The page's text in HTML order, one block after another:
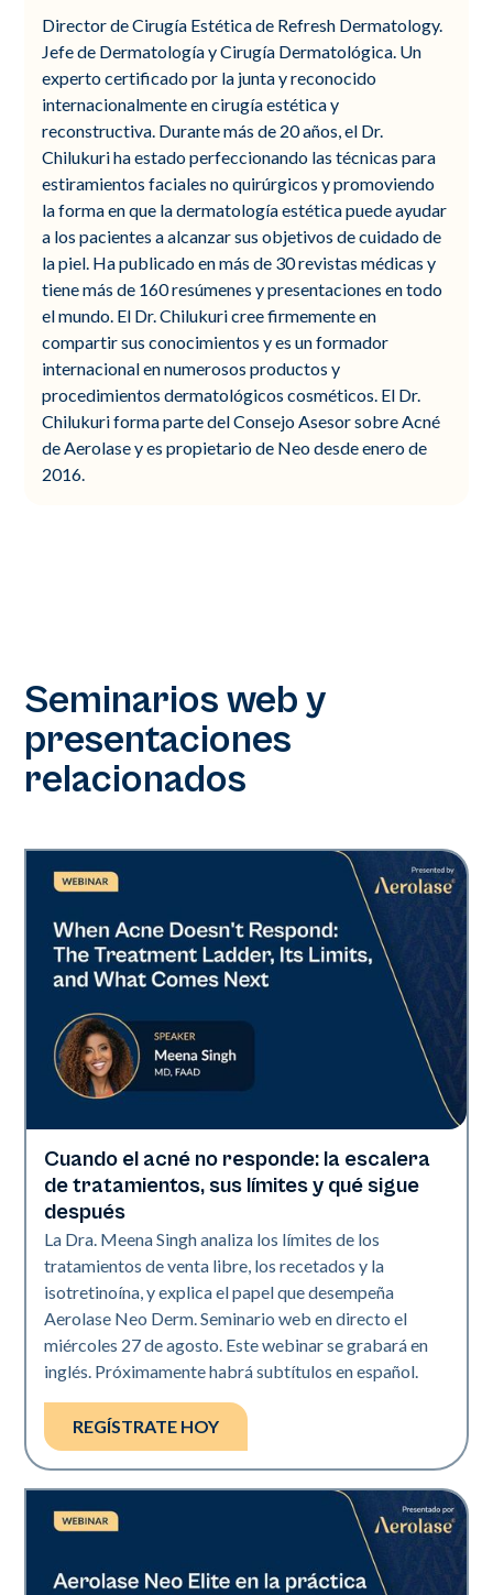
Director de Cirugía Estética de Refresh Dermatology.
Jefe de Dermatología y Cirugía Dermatológica. Un
experto certificado por la junta y reconocido
internacionalmente en cirugía estética y
reconstructiva. Durante más de 20 años, el Dr.
Chilukuri ha estado perfeccionando las técnicas para
estiramientos faciales no quirúrgicos y promoviendo
la forma en que la dermatología estética puede ayudar
a los pacientes a alcanzar sus objetivos de cuidado de
la piel. Ha publicado en más de 30 revistas médicas y
tiene más de 160 resúmenes y presentaciones en todo
el mundo. El Dr. Chilukuri cree firmemente en
compartir sus conocimientos y es un formador
internacional en numerosos productos y
procedimientos dermatológicos cosméticos. El Dr.
Chilukuri forma parte del Consejo Asesor sobre Acné
de Aerolase y es propietario de Neo desde enero de
2016.
Seminarios web y
presentaciones
relacionados
Neo Elite
Cuando el acné no responde: la escalera
de tratamientos, sus límites y qué sigue
después
La Dra. Meena Singh analiza los límites de los
tratamientos de venta libre, los recetados y la
isotretinoína, y explica el papel que desempeña
Aerolase Neo Derm. Seminario web en directo el
miércoles 27 de agosto. Este webinar se grabará en
inglés. Próximamente habrá subtítulos en español.
REGÍSTRATE HOY